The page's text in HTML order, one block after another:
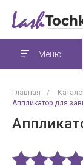
Меню
Главная /
Аппликатор для